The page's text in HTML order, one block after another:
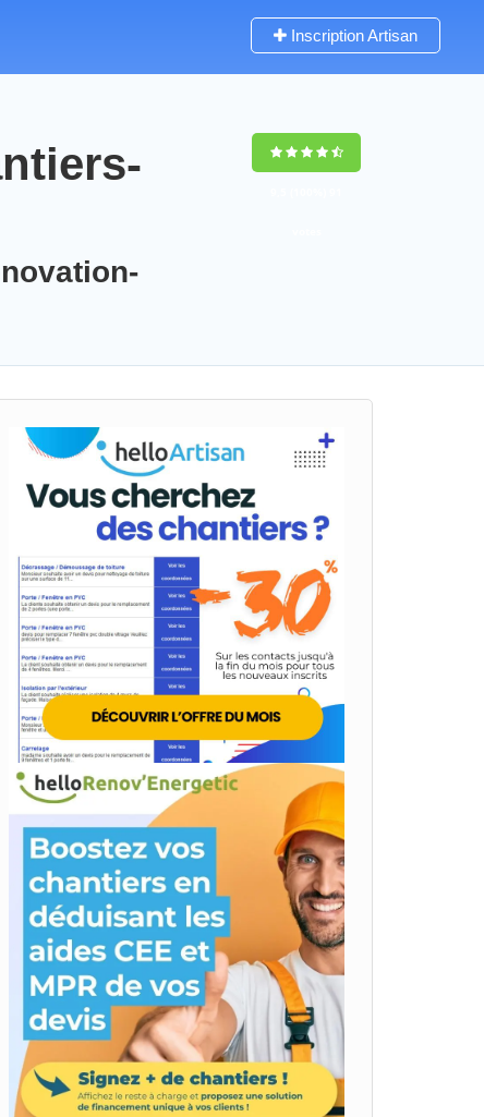
Inscription Artisan